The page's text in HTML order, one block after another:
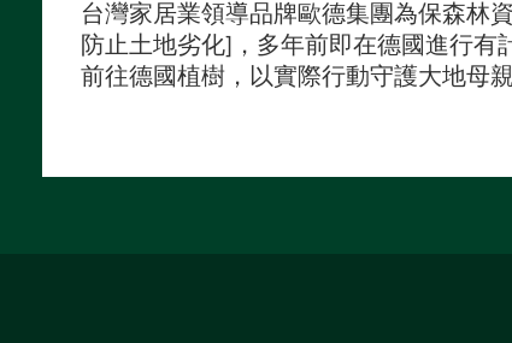
台灣家居業領導品牌歐德集團為保森林
防止土地劣化]，多年前即在德國進行
前往德國植樹，以實際行動守護大地母